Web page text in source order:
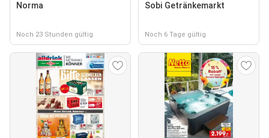
Norma
Noch 23 Stunden gültig
Sobi Getränkemarkt
Noch 6 Tage gültig